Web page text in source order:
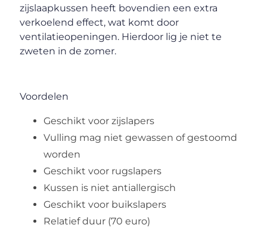
zijslaapkussen heeft bovendien een extra
verkoelend effect, wat komt door
ventilatieopeningen. Hierdoor lig je niet te
zweten in de zomer.
Voordelen
Geschikt voor zijslapers
Vulling mag niet gewassen of gestoomd
worden
Geschikt voor rugslapers
Kussen is niet antiallergisch
Geschikt voor buikslapers
Relatief duur (70 euro)